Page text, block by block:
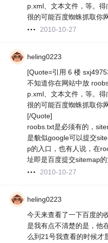
p.xml、文本文件，等。
很的可能百度蜘蛛抓取你
2010-10-27
heling0223
[Quote=引用 6 楼
不知道你在网站中放
p.xml、文本文件，等。
很的可能百度蜘蛛抓取你
[/Quote]
roobs.txt是必须有的，
是貌似google可以提交
p的入口，也有人说，在
址即是百度提交sitemap的
2010-10-27
heling0223
今天来查看了一下百度的
是我有点不清楚的是，他
么到21号我查看的时候才